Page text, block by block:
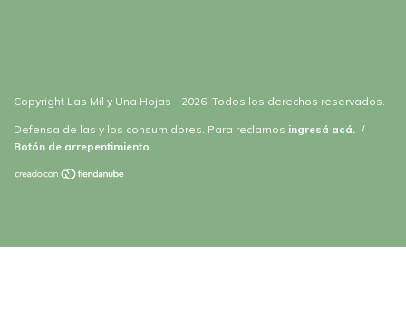
Copyright Las Mil y Una Hojas - 2026. Todos los derechos reservados.
Defensa de las y los consumidores. Para reclamos ingresá acá. /
Botón de arrepentimiento